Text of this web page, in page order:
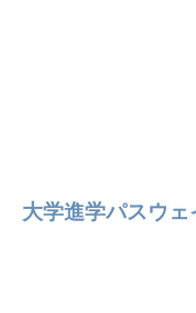
大学進学パスウェ